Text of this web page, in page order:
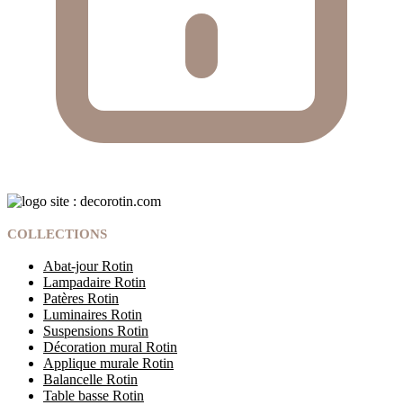
COLLECTIONS
Abat-jour Rotin
Lampadaire Rotin
Patères Rotin
Luminaires Rotin
Suspensions Rotin
Décoration mural Rotin
Applique murale Rotin
Balancelle Rotin
Table basse Rotin